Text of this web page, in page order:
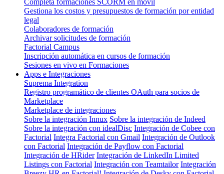
Gestiona los costos y presupuestos de formación por entidad
legal
Colaboradores de formación
Archivar solicitudes de formación
Factorial Campus
Inscripción automática en cursos de formación
Sesiones en vivo en Formaciones
Apps e Integraciones
Suprema Integration
Registro programático de clientes OAuth para socios de
Marketplace
Marketplace de integraciones
Sobre la integración Innux Sobre la integración de Indeed
Sobre la integración con idealDisc Integración de Cobee con
Factorial Integra Factorial con Gmail Integración de Outlook
con Factorial Integración de Payflow con Factorial
Integración de HRider Integración de LinkedIn Limited
Listings con Factorial Integración con Teamtailor Integración